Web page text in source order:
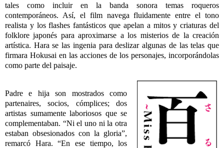
tales como incluir en la banda sonora temas roqueros
contemporáneos. Así, el film navega fluidamente entre el tono
realista y los flashes fantásticos que apelan a mitos y criaturas del
folklore japonés para aproximarse a los misterios de la creación
artística. Hara se las ingenia para deslizar algunas de las telas que
firmara Hokusai en las acciones de los personajes, incorporándolas
como parte del paisaje.
Padre e hija son mostrados como
partenaires, socios, cómplices; dos
artistas sumamente laboriosos que se
complementaban. “Ni el uno ni la otra
estaban obsesionados con la gloria”,
remarcó Hara. “En ese tiempo, los